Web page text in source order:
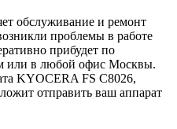
обслуживание и ремонт
проблемы в работе
прибудет по
или в любой офис Москвы.
KYOCERA FS C8026,
отправить ваш аппарат